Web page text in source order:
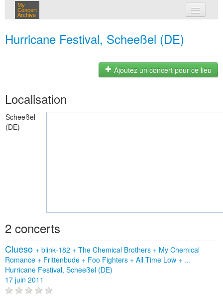
My
Concert
Archive
Hurricane Festival, Scheeßel (DE)
Ajoutez un concert pour ce lieu
Localisation
Scheeßel
(DE)
2 concerts
Clueso + blink‐182 + The Chemical Brothers + My Chemical
Romance + Frittenbude + Foo Fighters + All Time Low + ...
Hurricane Festival, Scheeßel (DE)
17 juin 2011